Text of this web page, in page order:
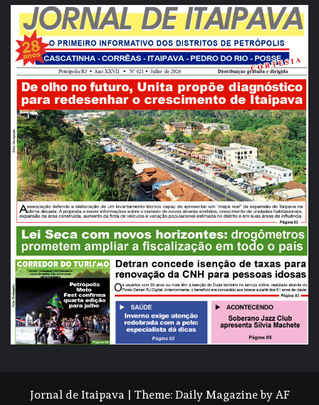
Jornal de Itaipava Theme: Daily Magazineby AF